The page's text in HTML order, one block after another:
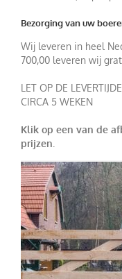
Bezorging van uw
Wij leveren in heel
700,00 leveren wij
LET OP DE
CIRCA 5 WEKEN
Klik op een van de
prijzen.